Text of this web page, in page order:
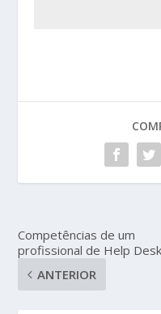
Competências de um
profissional de Help Desk
ANTERIOR